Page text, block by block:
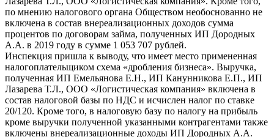
по мнению налогового органа Обществом необоснованно не
включена в состав внереализационных доходов сумма
процентов по договорам займа, полученных ИП Дородных
А.А. в 2019 году в сумме 1 053 707 рублей.
Инспекция пришла к выводу, что имеет место примененная
налогоплательщиком схема «дробления бизнеса». Выручка,
полученная ИП Емельянова Е.Н., ИП Канунникова Е.П., ИП
Лазарева Т.Л., ООО «Логистическая компания» включена в
состав налоговой базы по НДС и исчислен налог по ставке
20/120. Кроме того, в налоговую базу по налогу на прибыль
кроме выручки полученной указанными контрагентами также
включены внереализационные доходы ИП Дородных А.А.